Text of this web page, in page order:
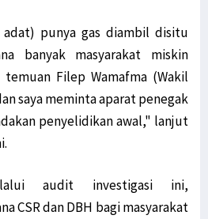
adat) punya gas diambil disitu
banyak masyarakat miskin
temuan Filep Wamafma (Wakil
saya meminta aparat penegak
penyelidikan awal," lanjut
audit investigasi ini,
CSR dan DBH bagi masyarakat